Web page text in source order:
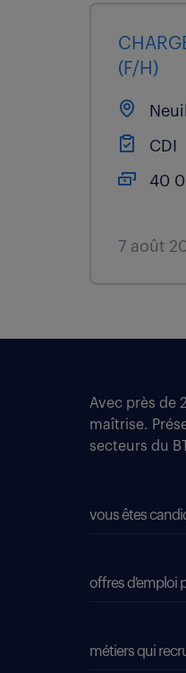
(F/H)
CDI
40
7 août
Avec près de
maîtrise.
secteurs du
vous êtes
offres d'emploi
métiers qui